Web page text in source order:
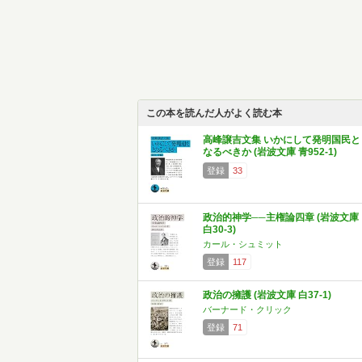
この本を読んだ人がよく読む本
高峰譲吉文集 いかにして発明国民と
なるべきか (岩波文庫 青952-1)
登録 33
政治的神学──主権論四章 (岩波文庫
白30-3)
カール・シュミット
登録
117
政治の擁護 (岩波文庫 白37-1)
バーナード・クリック
登録
71